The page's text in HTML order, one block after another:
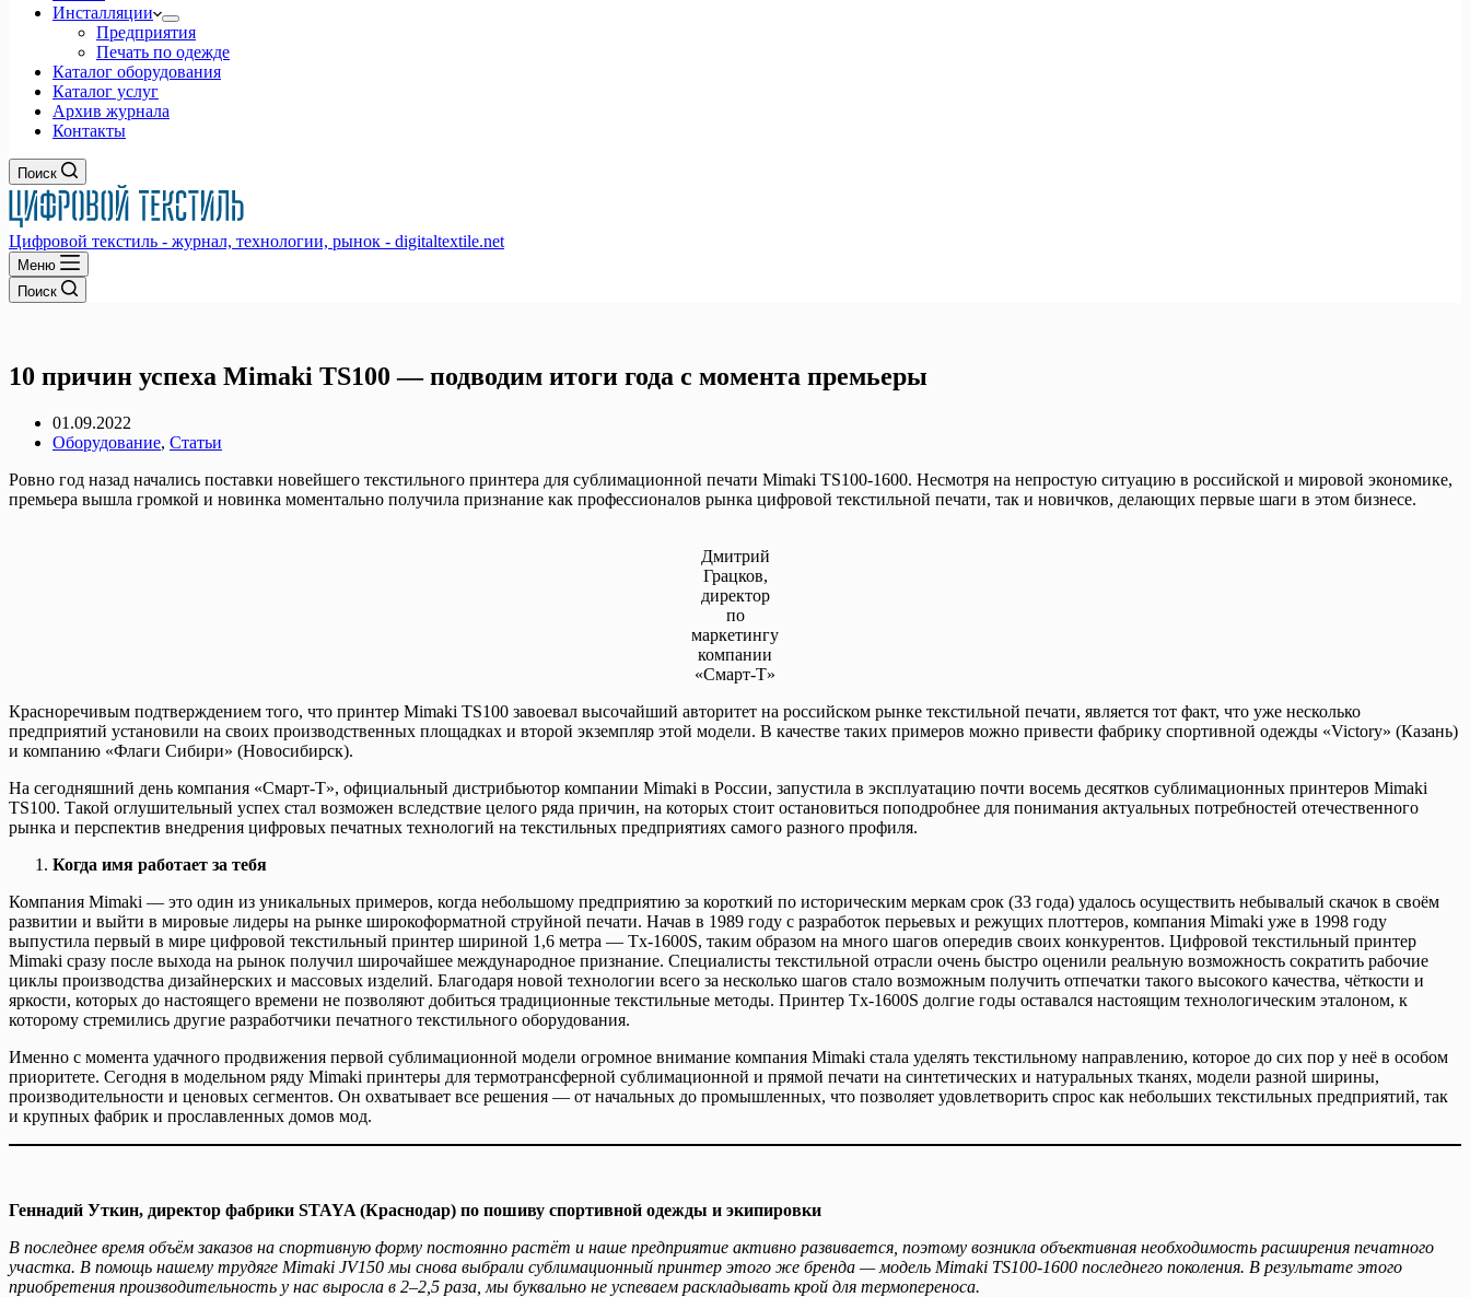
Инсталляции
Предприятия
Печать по одежде
Каталог оборудования
Каталог услуг
Архив журнала
Контакты
Поиск
Цифровой текстиль - журнал, технологии, рынок - digitaltextile.net
Меню
Поиск
10 причин успеха Mimaki TS100 — подводим итоги года с момента премьеры
01.09.2022
Оборудование, Статьи
Ровно год назад начались поставки новейшего текстильного принтера для сублимационной печати Mimaki TS100-1600. Несмотря на непростую ситуацию в российской и мировой экономике,
премьера вышла громкой и новинка моментально получила признание как профессионалов рынка цифровой текстильной печати, так и новичков, делающих первые шаги в этом бизнесе.
Дмитрий
Грацков,
директор
по
маркетингу
компании
«Смарт-Т»
Красноречивым подтверждением того, что принтер Mimaki TS100 завоевал высочайший авторитет на российском рынке текстильной печати, является тот факт, что уже несколько
предприятий установили на своих производственных площадках и второй экземпляр этой модели. В качестве таких примеров можно привести фабрику спортивной одежды «Victory» (Казань)
и компанию «Флаги Сибири» (Новосибирск).
На сегодняшний день компания «Смарт-Т», официальный дистрибьютор компании Mimaki в России, запустила в эксплуатацию почти восемь десятков сублимационных принтеров Mimaki
TS100. Такой оглушительный успех стал возможен вследствие целого ряда причин, на которых стоит остановиться поподробнее для понимания актуальных потребностей отечественного
рынка и перспектив внедрения цифровых печатных технологий на текстильных предприятиях самого разного профиля.
Когда имя работает за тебя
Компания Mimaki — это один из уникальных примеров, когда небольшому предприятию за короткий по историческим меркам срок (33 года) удалось осуществить небывалый скачок в своём
развитии и выйти в мировые лидеры на рынке широкоформатной струйной печати. Начав в 1989 году с разработок перьевых и режущих плоттеров, компания Mimaki уже в 1998 году
выпустила первый в мире цифровой текстильный принтер шириной 1,6 метра — Tx-1600S, таким образом на много шагов опередив своих конкурентов. Цифровой текстильный принтер
Mimaki сразу после выхода на рынок получил широчайшее международное признание. Специалисты текстильной отрасли очень быстро оценили реальную возможность сократить рабочие
циклы производства дизайнерских и массовых изделий. Благодаря новой технологии всего за несколько шагов стало возможным получить отпечатки такого высокого качества, чёткости и
яркости, которых до настоящего времени не позволяют добиться традиционные текстильные методы. Принтер Tx-1600S долгие годы оставался настоящим технологическим эталоном, к
которому стремились другие разработчики печатного текстильного оборудования.
Именно с момента удачного продвижения первой сублимационной модели огромное внимание компания Mimaki стала уделять текстильному направлению, которое до сих пор у неё в особом
приоритете. Сегодня в модельном ряду Mimaki принтеры для термотрансферной сублимационной и прямой печати на синтетических и натуральных тканях, модели разной ширины,
производительности и ценовых сегментов. Он охватывает все решения — от начальных до промышленных, что позволяет удовлетворить спрос как небольших текстильных предприятий, так
и крупных фабрик и прославленных домов мод.
Геннадий Уткин, директор фабрики STAYA (Краснодар) по пошиву спортивной одежды и экипировки
В последнее время объём заказов на спортивную форму постоянно растёт и наше предприятие активно развивается, поэтому возникла объективная необходимость расширения печатного
участка. В помощь нашему трудяге Mimaki JV150 мы снова выбрали сублимационный принтер этого же бренда — модель Mimaki TS100-1600 последнего поколения. В результате этого
приобретения производительность у нас выросла в 2–2,5 раза, мы буквально не успеваем раскладывать крой для термопереноса.